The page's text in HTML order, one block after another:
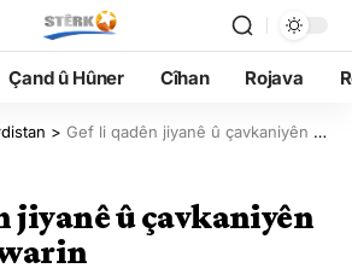
Çand û Hûner Cîhan Rojava
> Gef li qadên jiyanê û çavkaniyên debarê tê xwarin
jiyanê û çavkaniyên